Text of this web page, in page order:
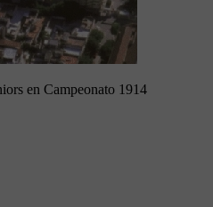
en Campeonato 1914